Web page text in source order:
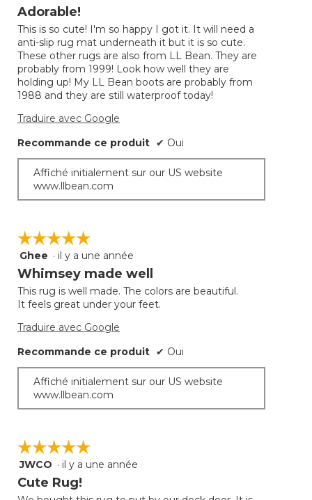
étoile(s)
5.
Adorable!
This is so cute! I'm so happy I got it. It will need a
anti-slip rug mat underneath it but it is so cute.
These other rugs are also from LL Bean. They are
probably from 1999! Look how well they are
holding up! My LL Bean boots are probably from
1988 and they are still waterproof today!
Traduire avec Google
Recommande ce produit ✔ Oui
Affiché initialement sur our US website
www.llbean.com
☆☆☆☆☆
☆☆☆☆☆
5
étoile(s)
5.
Ghee · il y a une année
Whimsey made well
This rug is well made. The colors are beautiful.
It feels great under your feet.
Traduire avec Google
Recommande ce produit ✔ Oui
Affiché initialement sur our US website
www.llbean.com
☆☆☆☆☆
☆☆☆☆☆
5
étoile(s)
JWCO · il y a une année
Cute Rug!